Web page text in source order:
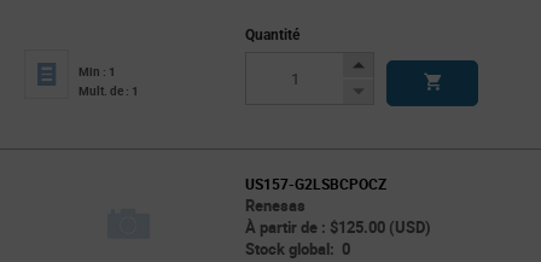
Min : 1
Mult. de : 1
Quantité
Increase
Decrease
US157-G2LSBCPOCZ
Renesas
À partir de : $125.00 (USD)
Stock global: 0